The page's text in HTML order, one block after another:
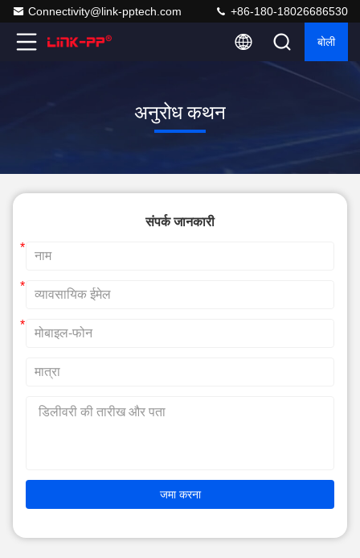
Connectivity@link-pptech.com +86-180-18026686530
बोली
अनुरोध कथन
संपर्क जानकारी
जमा करना